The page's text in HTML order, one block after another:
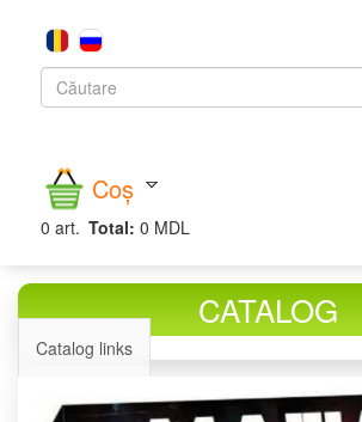
Formular
căutare
Coș
0 art. Total: 0 MDL
CATALOG
Catalog links